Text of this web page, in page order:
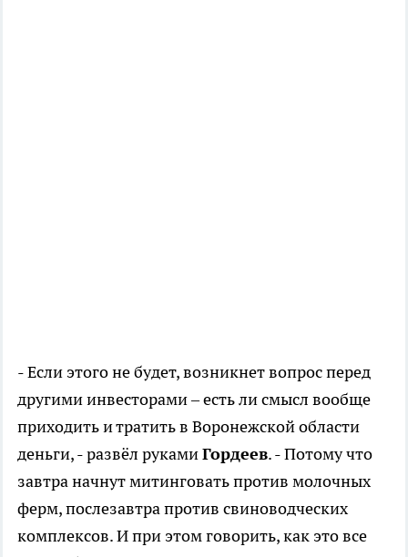
- Если этого не будет, возникнет вопрос перед
другими инвесторами – есть ли смысл вообще
приходить и тратить в Воронежской области
деньги, - развёл рукамиГордеев. - Потому что
завтра начнут митинговать против молочных
ферм, послезавтра против свиноводческих
комплексов. И при этом говорить, как это все